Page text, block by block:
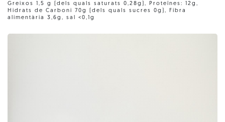
Greixos 1,5 g (dels quals saturats 0,28g), Proteïnes: 12g,
Hidrats de Carboni 70g (dels quals sucres 0g), Fibra
alimentària 3,6g, sal <0,1g